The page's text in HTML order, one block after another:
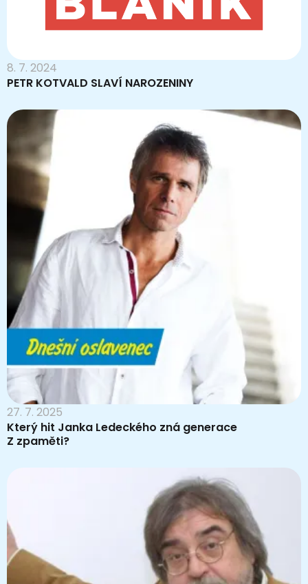
8. 7. 2024
PETR KOTVALD SLAVÍ NAROZENINY
27. 7. 2025
Který hit Janka Ledeckého zná generace
Z zpaměti?